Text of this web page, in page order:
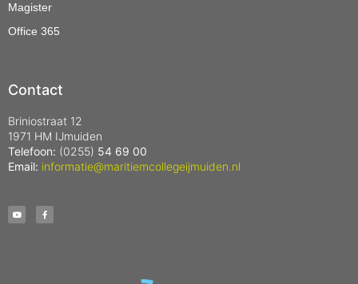
Magister
Office 365
Contact
Briniostraat 12
1971 HM IJmuiden
Telefoon: (0255) 54 69 00
Email: informatie@maritiemcollegeijmuiden.nl